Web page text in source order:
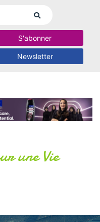
S'abonner
Newsletter
une Vie